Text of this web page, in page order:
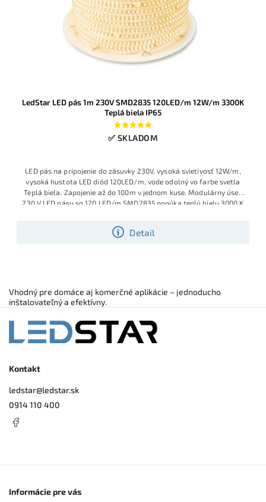
LedStar LED pás 1m 230V SMD2835 120LED/m 12W/m 3300K
Teplá biela IP65
✅ SKLADOM
Detail
LED pás na pripojenie do zásuvky 230V, vysoká svietivosť 12W/m,
vysoká hustota LED diód 120LED/m, vode odolný vo farbe svetla
Teplá biela. Zapojenie až do 100m v jednom kuse. Modulárny úsek
230 V LED pásu so 120 LED/m SMD2835 ponúka teplú bielu 3000 K
IP65, takže je chránený pred prachom a striekajúcou vodou a
vhodný aj pre náročnejšie prostredia.
Vhodný pre domáce aj komerčné aplikácie – jednoducho
inštalovateľný a efektívny.
Kontakt
ledstar@ledstar.sk
0914 110 400
Informácie pre vás